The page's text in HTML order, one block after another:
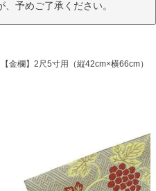
予めご了承ください。
金欄】2尺5寸用（縦42cm×横66cm）